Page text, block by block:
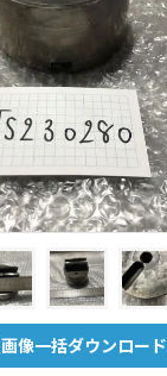
画像一括ダウンロード